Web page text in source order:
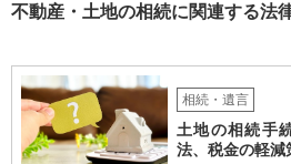
不動産・土地の相続に関連する法
相続・遺言
土地の相続手
法、税金の軽減